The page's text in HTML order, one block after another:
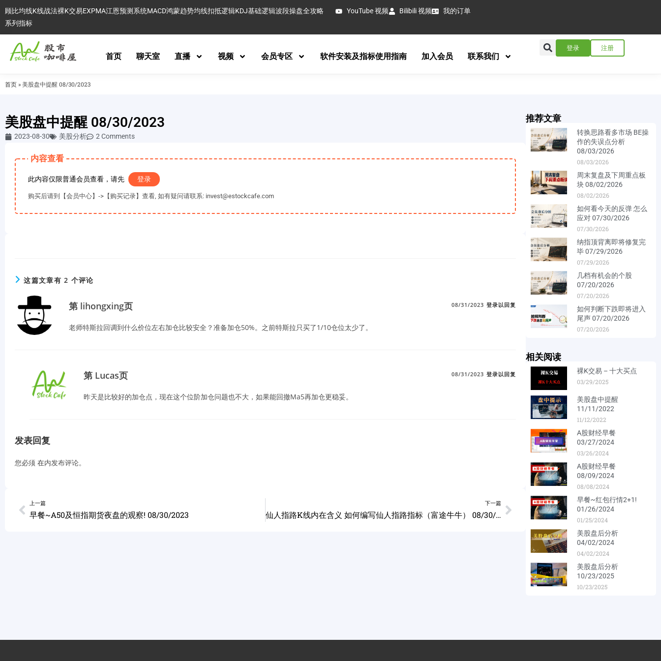
顾比均线K线战法裸K交易EXPMA江恩预测系统MACD鸿蒙趋势均线扣抵逻辑KDJ基础逻辑波段操盘全攻略
系列指标
YouTube 视频 Bilibili 视频 我的订单
首页 聊天室 直播 视频 会员专区 软件安装及指标使用指南 加入会员 联系我们
登录 注册
首页 » 美股盘中提醒 08/30/2023
美股盘中提醒 08/30/2023
2023-08-30 美股分析 2 Comments
内容查看
此内容仅限普通会员查看，请先 登录
购买后请到【会员中心】->【购买记录】查看, 如有疑问请联系: invest@estockcafe.com
这篇文章有 2 个评论
第 lihongxing页 08/31/2023 登录以回复
老师特斯拉回调到什么价位左右加仓比较安全？准备加仓50%。之前特斯拉只买了1/10仓位太少了。
第 Lucas页 08/31/2023 登录以回复
昨天是比较好的加仓点，现在这个位阶加仓问题也不大，如果能回撤Ma5再加仓更稳妥。
发表回复
您必须 在内发布评论。
上一篇
早餐~A50及恒指期货夜盘的观察! 08/30/2023
下一篇
仙人指路K线内在含义 如何编写仙人指路指标（富途牛牛） 08/30/2023
推荐文章
转换思路看多市场 BE操
作的失误点分析
08/03/2026
08/03/2026
周末复盘及下周重点板
块 08/02/2026
08/02/2026
如何看今天的反弹 怎么
应对 07/30/2026
07/30/2026
纳指顶背离即将修复完
毕 07/29/2026
07/29/2026
几档有机会的个股
07/20/2026
07/20/2026
如何判断下跌即将进入
尾声 07/20/2026
07/20/2026
相关阅读
裸K交易 – 十大买点
03/29/2025
美股盘中提醒
11/11/2022
11/12/2022
A股财经早餐
03/27/2024
03/26/2024
A股财经早餐
08/09/2024
08/08/2024
早餐~红包行情2+1!
01/26/2024
01/25/2024
美股盘后分析
04/02/2024
04/02/2024
美股盘后分析
10/23/2025
10/23/2025